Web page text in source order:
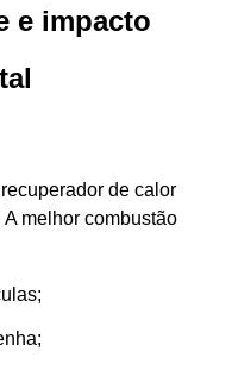
e impacto
de calor
melhor combustão